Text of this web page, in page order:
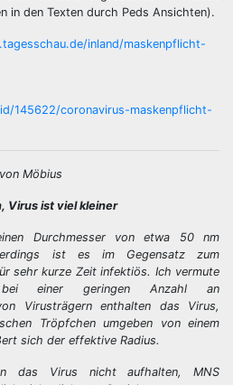
in den Texten durch Peds Ansichten).
inland/maskenpflicht-
145622/coronavirus-maskenpflicht-
Möbius
Virus ist viel kleiner
Durchmesser von etwa 50 nm
ist es im Gegensatz zum
sehr kurze Zeit infektiös. Ich vermute
einer geringen Anzahl an
Virusträgern enthalten das Virus,
Tröpfchen umgeben von einem
sich der effektive Radius.
das Virus nicht aufhalten, MNS